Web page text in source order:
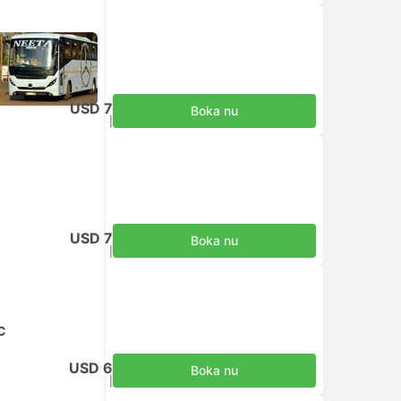
USD 7 Boka nu
USD 7 Boka nu
USD 6 Boka nu